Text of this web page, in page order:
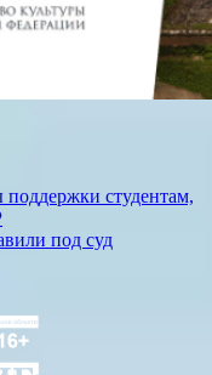
студентам,
под суд